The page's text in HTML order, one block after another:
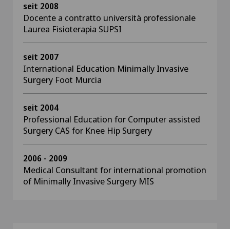
seit 2008
Docente a contratto università professionale
Laurea Fisioterapia SUPSI
seit 2007
International Education Minimally Invasive
Surgery Foot Murcia
seit 2004
Professional Education for Computer assisted
Surgery CAS for Knee Hip Surgery
2006 - 2009
Medical Consultant for international promotion
of Minimally Invasive Surgery MIS